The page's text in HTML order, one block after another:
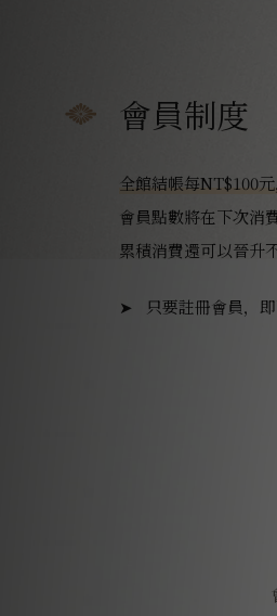
會員制度
全館結帳每NT$100
會員點數將在下次消
累積消費還可以晉升
只要註冊會員，